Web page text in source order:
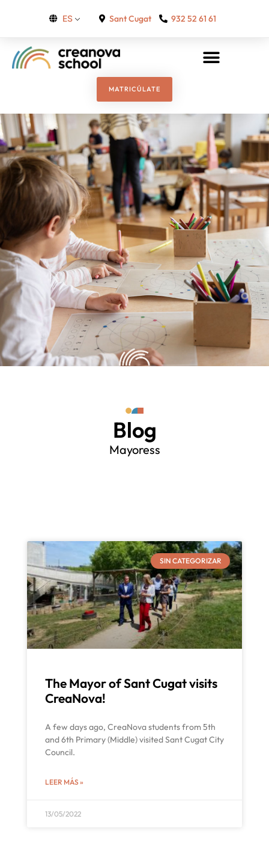
ES Sant Cugat 932 52 61 61
MATRICÚLATE
Blog
Mayoress
SIN CATEGORIZAR
The Mayor of Sant Cugat visits
CreaNova!
A few days ago, CreaNova students from 5th
and 6th Primary (Middle) visited Sant Cugat City
Council.
LEER MÁS »
13/05/2022